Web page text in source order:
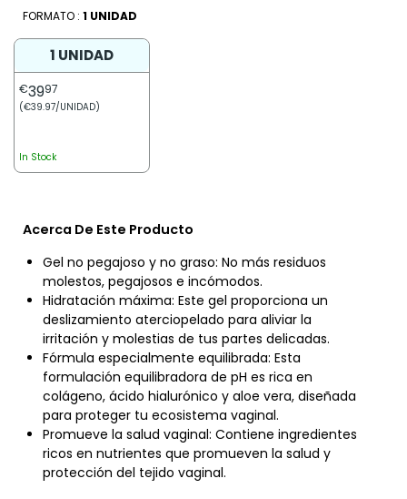
FORMATO : 1 UNIDAD
1 UNIDAD
€3997
(€39.97/UNIDAD)
In Stock
Acerca De Este Producto
Gel no pegajoso y no graso: No más residuos
molestos, pegajosos e incómodos.
Hidratación máxima: Este gel proporciona un
deslizamiento aterciopelado para aliviar la
irritación y molestias de tus partes delicadas.
Fórmula especialmente equilibrada: Esta
formulación equilibradora de pH es rica en
colágeno, ácido hialurónico y aloe vera, diseñada
para proteger tu ecosistema vaginal.
Promueve la salud vaginal: Contiene ingredientes
ricos en nutrientes que promueven la salud y
protección del tejido vaginal.